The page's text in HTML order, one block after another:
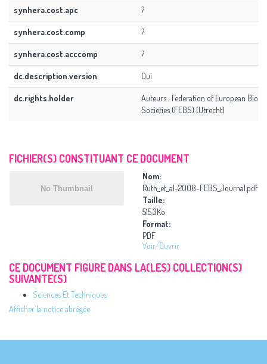
synhera.cost.apc ?
synhera.cost.comp ?
synhera.cost.acccomp ?
dc.description.version Oui
dc.rights.holder
Auteurs ; Federation of European
Societies (FEBS) (Utrecht)
FICHIER(S) CONSTITUANT CE DOCUMENT
Nom:
Ruth_et_al-2008-FEBS_Journal.pdf
Taille:
515.3Ko
Format:
PDF
Voir/Ouvrir
CE DOCUMENT FIGURE DANS LA(LES) COLLECTION(S)
SUIVANTE(S)
Sciences Et Techniques
Afficher la notice abrégée